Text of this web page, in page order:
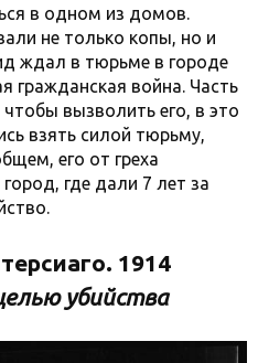
в одном из домов.
не только копы, но и
ждал в тюрьме в городе
гражданская война. Часть
вызволить его, в это
взять силой тюрьму,
его от греха
где дали 7 лет за
1914
убийства